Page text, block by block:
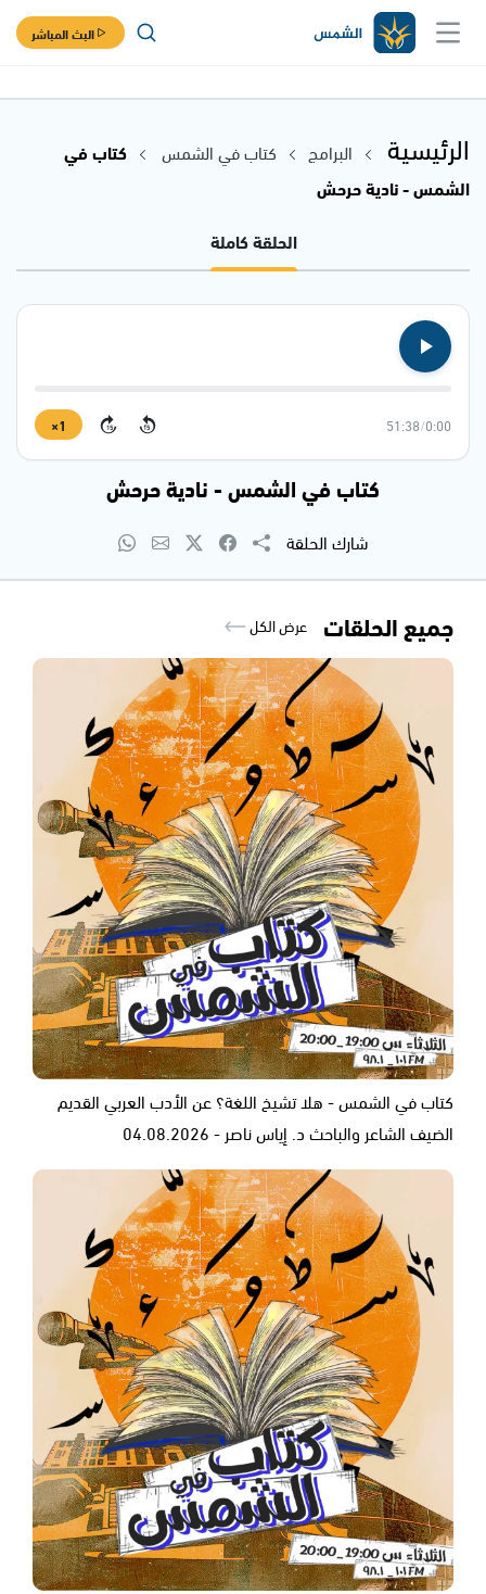
البث المباشر
الرئيسية البرامج كتاب في الشمس
كتاب في
الشمس - نادية حرحش
الحلقة كاملة
0:00
/
51:38
15
15
1×
كتاب في الشمس - نادية حرحش
شارك الحلقة
جميع الحلقات عرض الكل
كتاب في الشمس - هلا تشيخ اللغة؟ عن الأدب العربي القديم
الضيف الشاعر والباحث د. إياس ناصر - 04.08.2026